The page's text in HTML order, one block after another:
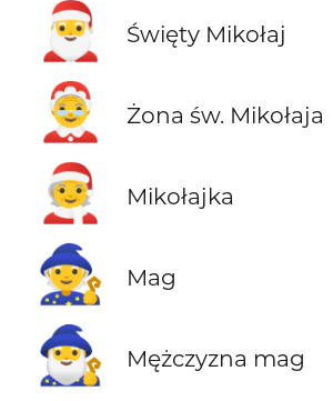
🎅 Święty Mikołaj
🤶 Żona św. Mikołaja
🧑‍🎄 Mikołajka
🧙 Mag
🧙‍♂️ Mężczyzna mag